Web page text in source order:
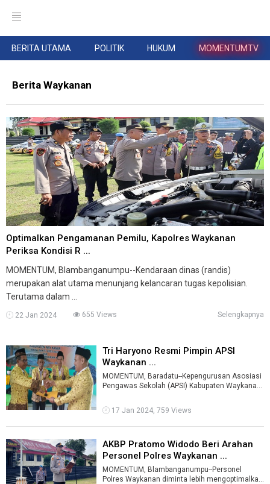
BERITA UTAMA POLITIK HUKUM MOMENTUMTV
Berita Waykanan
Optimalkan Pengamanan Pemilu, Kapolres Waykanan
Periksa Kondisi R ...
MOMENTUM, Blambanganumpu--Kendaraan dinas (randis)
merupakan alat utama menunjang kelancaran tugas kepolisian.
Terutama dalam ...
22 Jan 2024 655 Views Selengkapnya
Tri Haryono Resmi Pimpin APSI
Waykanan ...
MOMENTUM, Baradatu--Kepengurusan Asosiasi
Pengawas Sekolah (APSI) Kabupaten Waykanan
17 Jan 2024, 759 Views
AKBP Pratomo Widodo Beri Arahan
Personel Polres Waykanan ...
MOMENTUM, Blambanganumpu--Personel
Polres Waykanan diminta lebih mengoptimalkan